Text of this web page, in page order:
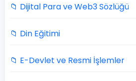
📁 Dijital Para ve Web3 Sözlüğü
📁 Din Eğitimi
📁 E-Devlet ve Resmi İşlemler